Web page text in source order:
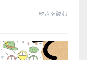
続きを読む